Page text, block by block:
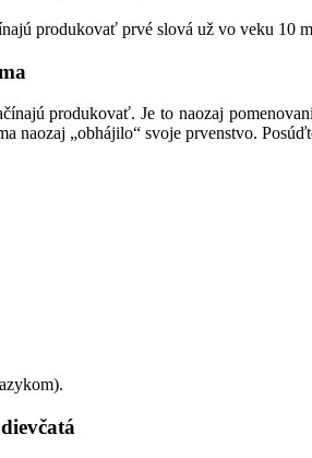
produkovať prvé slová už vo veku 10
produkovať. Je to naozaj
naozaj „obhájilo“ svoje prvenstvo.